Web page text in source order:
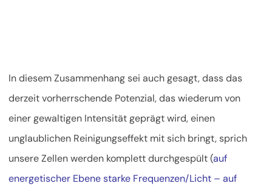
In diesem Zusammenhang sei auch gesagt, dass das
derzeit vorherrschende Potenzial, das wiederum von
einer gewaltigen Intensität geprägt wird, einen
unglaublichen Reinigungseffekt mit sich bringt, sprich
unsere Zellen werden komplett durchgespült (auf
energetischer Ebene starke Frequenzen/Licht – auf